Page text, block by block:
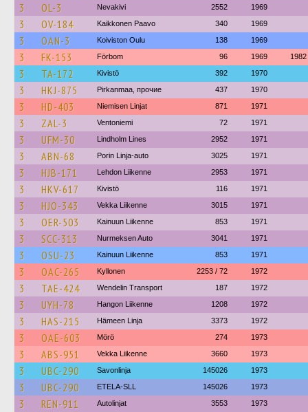
3 OL-3 Nevakivi 2552 1969
3 OV-184 Kaikkonen Paavo 340 1969
3 OAN-3 Koiviston Oulu 138 1969
3 FK-153 Förbom 96 1969 1982
3 TA-172 Kivistö 392 1970
3 HKJ-875 Pirkanmaa, прочие 437 1970
3 HD-403 Niemisen Linjat 871 1971
3 ZAL-3 Ventoniemi 72 1971
3 UFM-30 Lindholm Lines 2952 1971
3 ABN-68 Porin Linja-auto 3025 1971
3 HJB-171 Lehdon Liikenne 2953 1971
3 HKV-617 Kivistö 116 1971
3 HJO-343 Vekka Liikenne 3015 1971
3 OER-503 Kainuun Liikenne 853 1971
3 SCC-313 Nurmeksen Auto 3041 1971
3 OSU-23 Kainuun Liikenne 853 1971
3 OAC-265 Kyllonen 2253 / 72 1972
3 TAE-424 Wendelin Transport 187 1972
3 UYH-78 Hangon Liikenne 1208 1972
3 HAS-215 Hämeen Linja 3373 1972
3 OAE-603 Mörö 274 1973
3 ABS-951 Vekka Liikenne 3660 1973
3 UBC-290 Savonlinja 145026 1973
3 UBC-290 ETELA-SLL 145026 1973
3 REN-911 Autolinjat 3553 1973